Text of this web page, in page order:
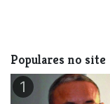
Populares no site
1